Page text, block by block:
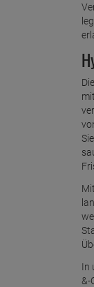
In
&-